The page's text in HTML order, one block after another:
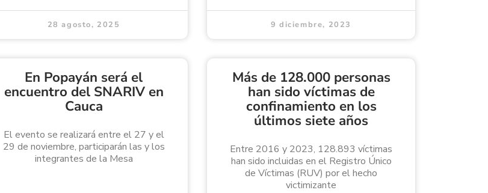
28 agosto, 2025 9 diciembre, 2023
En Popayán será el
encuentro del SNARIV en
Cauca
El evento se realizará entre el 27 y el
29 de noviembre, participarán las y los
integrantes de la Mesa
Más de 128.000 personas
han sido víctimas de
confinamiento en los
últimos siete años
Entre 2016 y 2023, 128.893 víctimas
han sido incluidas en el Registro Único
de Víctimas (RUV) por el hecho
victimizante